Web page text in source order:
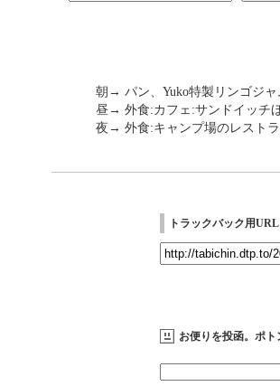
朝→ パン、Yuko特製リンゴジャ
昼→ 外食:カフェ:サンドイッチ
夜→ 外食:キャンプ場のレスト
トラックバック用URL
お便りを投函。ポト